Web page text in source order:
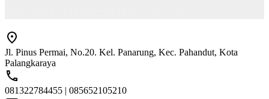
Jl. Pinus Permai, No.20. Kel. Panarung, Kec. Pahandut, Kota
Palangkaraya
081322784455 | 085652105210